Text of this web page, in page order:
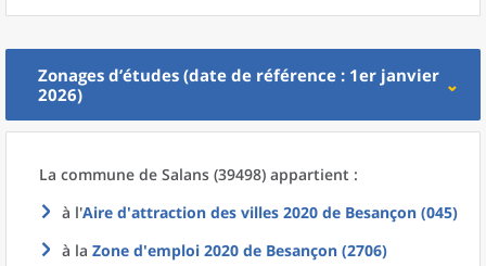
Zonages d’études (date de référence : 1er janvier
2026)
La commune de Salans (39498) appartient :
à l'Aire d'attraction des villes 2020 de Besançon (045)
à la Zone d'emploi 2020 de Besançon (2706)